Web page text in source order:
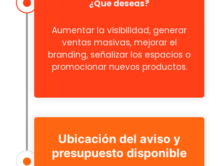
¿Que deseas?
Aumentar la visibilidad, generar
ventas masivas, mejorar el
branding, señalizar los espacios o
promocionar nuevos productos.
Ubicación del aviso y
presupuesto disponible